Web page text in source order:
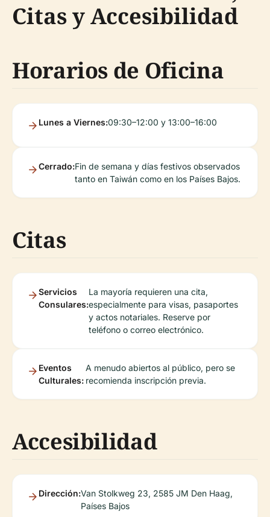
Citas y Accesibilidad
Horarios de Oficina
Lunes a Viernes:09:30–12:00 y 13:00–16:00
Cerrado:Fin de semana y días festivos observados
tanto en Taiwán como en los Países Bajos.
Citas
Servicios
Consulares:
La mayoría requieren una cita,
especialmente para visas, pasaportes
y actos notariales. Reserve por
teléfono o correo electrónico.
Eventos
Culturales:
A menudo abiertos al público, pero se
recomienda inscripción previa.
Accesibilidad
Dirección:Van Stolkweg 23, 2585 JM Den Haag,
Países Bajos